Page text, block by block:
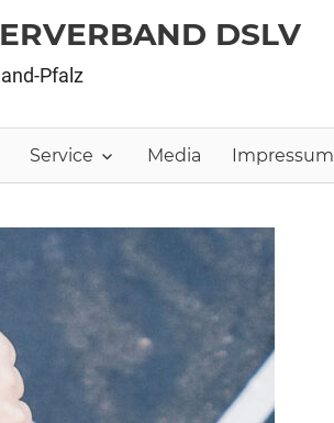
DSLV
Pfalz
Service Media Impressum